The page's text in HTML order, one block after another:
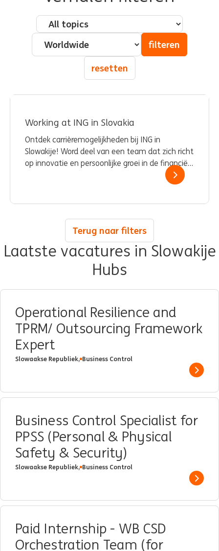
Pillar - Topic
Country
filteren
resetten
Working at ING in Slovakia
Ontdek carrièremogelijkheden bij ING in
Slowakije! Word deel van een team dat zich richt
op innovatie en persoonlijke groei in de financiële
Terug naar filters
Laatste vacatures in Slowakije
Hubs
Operational Resilience and
TPRM/ Outsourcing Framework
Expert
Slowaakse Republiek, Business Control
Show
Business Control Specialist for
PPSS (Personal & Physical
Safety & Security)
Slowaakse Republiek, Business Control
Show
Paid Internship - WB CSD
Orchestration Team (for